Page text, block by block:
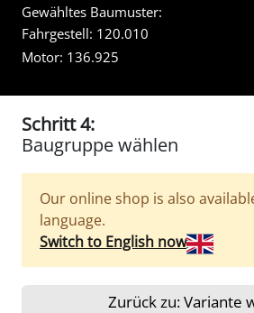
Gewähltes Baumuster:
Fahrgestell: 120.010
Motor: 136.925
Schritt 4:
Baugruppe wählen
Our online shop is also
language.
Switch to English now
Zurück zu: Variante